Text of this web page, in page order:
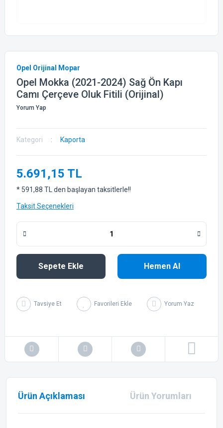
Opel Orijinal Mopar
Opel Mokka (2021-2024) Sağ Ön Kapı
Camı Çerçeve Oluk Fitili (Orijinal)
Yorum Yap
Kategori Kaporta
5.691,15 TL
* 591,88 TL den başlayan taksitlerle!!
Taksit Seçenekleri
Sepete Ekle Hemen Al
Tavsiye Et Yorum Yaz
Ürün Açıklaması Ürün Yorumları